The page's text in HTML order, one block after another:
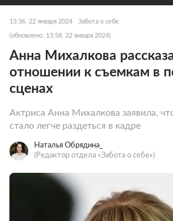
13:36, 22 января 2024 Забота о себе
(обновлено: 13:58, 22 января 2024)
Анна Михалкова
отношении к съемкам в
сценах
Актриса Анна Михалкова заявила,
стало легче раздеться в кадре
Наталья Обрядина_
(Редактор отдела «Забота о себе»)